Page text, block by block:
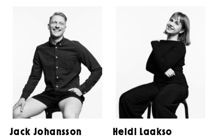
Jack Johansson Heidi Laakso